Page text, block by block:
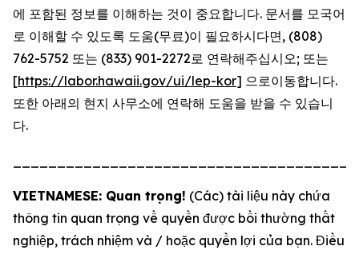
에 포함된 정보를 이해하는 것이 중요합니다. 문서를 모국어
로 이해할 수 있도록 도움(무료)이 필요하시다면, (808)
762-5752 또는 (833) 901-2272로 연락해주십시오; 또는
[https://labor.hawaii.gov/ui/lep-kor] 으로이동합니다.
또한 아래의 현지 사무소에 연락해 도움을 받을 수 있습니
다.
VIETNAMESE: Quan trọng! (Các) tài liệu này chứa
thông tin quan trọng về quyền được bồi thường thất
nghiệp, trách nhiệm và / hoặc quyền lợi của bạn. Điều